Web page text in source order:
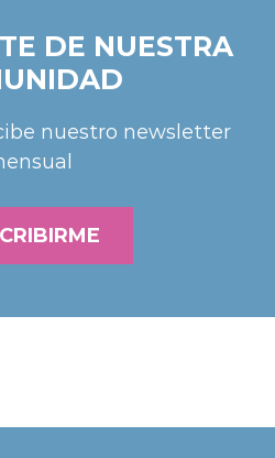
DE NUESTRA
nuestro newsletter